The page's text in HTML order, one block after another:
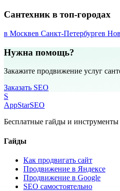
Сантехник в топ-городах
в Москвев Санкт-Петербургев
Нужна помощь?
Закажите продвижение услуг
Заказать SEO
S
AppStarSEO
Бесплатные гайды и
Гайды
Как продвигать сайт
Продвижение в Яндексе
Продвижение в Google
SEO самостоятельно